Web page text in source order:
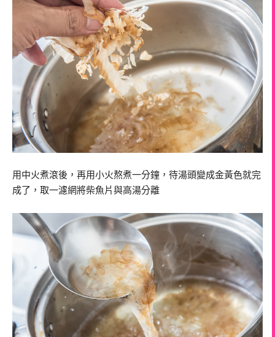
用中火煮滾後，再用小火熬煮一分鐘，待湯頭變成金黃色就完
成了，取一濾網將柴魚片與高湯分離